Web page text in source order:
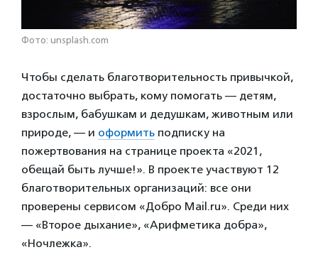
Фото: unsplash.com
Чтобы сделать благотворительность привычкой,
достаточно выбрать, кому помогать — детям,
взрослым, бабушкам и дедушкам, животным или
природе, — и оформить подписку на
пожертвования на странице проекта «2021,
обещай быть лучше!». В проекте участвуют 12
благотворительных организаций: все они
проверены сервисом «Добро Mail.ru». Среди них
— «Второе дыхание», «Арифметика добра»,
«Ночлежка».